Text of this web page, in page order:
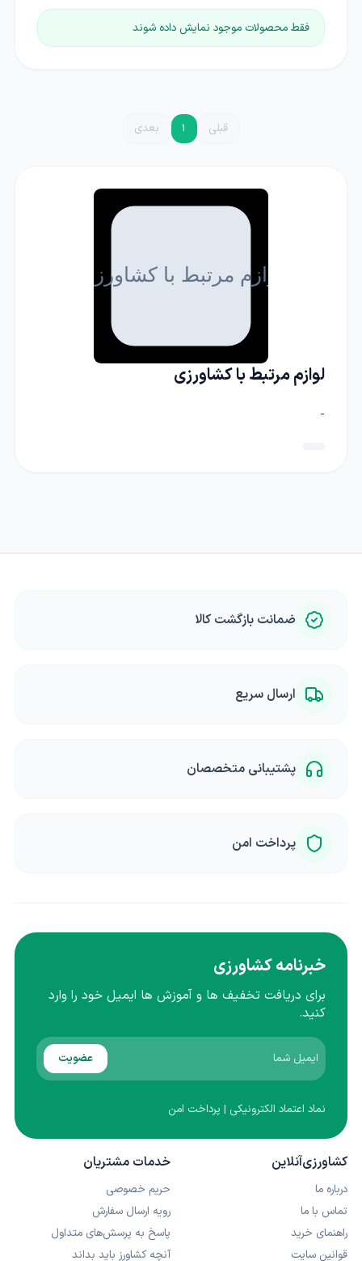
فقط محصولات موجود نمایش داده شوند
قبلی 1 بعدی
لوازم مرتبط با کشاورزی
-
ضمانت بازگشت کالا
ارسال سریع
پشتیبانی متخصصان
پرداخت امن
خبرنامه کشاورزی
برای دریافت تخفیف ها و آموزش ها ایمیل خود را وارد
کنید.
عضویت
نماد اعتماد الکترونیکی | پرداخت امن
کشاورزی‌آنلاین
درباره ما
تماس با ما
راهنمای خرید
قوانین سایت
خدمات مشتریان
حریم خصوصی
رویه ارسال سفارش
پاسخ به پرسش‌های متداول
آنچه کشاورز باید بداند